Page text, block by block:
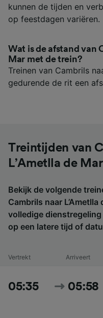
kunnen de tijden en
op feestdagen variëren.
Wat is de afstand van
Mar met de trein?
Treinen van Cambrils
gedurende de rit een
Treintijden van
L’Ametlla de Mar
Bekijk de volgende
Cambrils naar
volledige
op een latere tijd of
Vertrekt Arriveert
05:35 05:58